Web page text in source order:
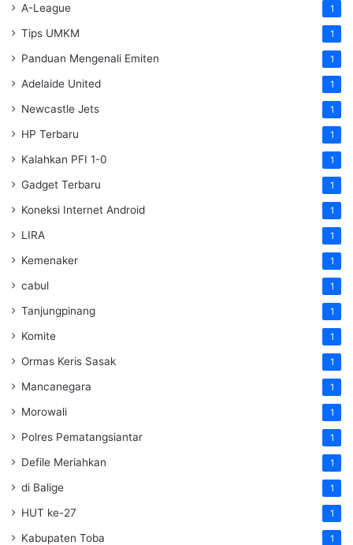
A-League 1
Tips UMKM 1
Panduan Mengenali Emiten 1
Adelaide United 1
Newcastle Jets 1
HP Terbaru 1
Kalahkan PFI 1-0 1
Gadget Terbaru 1
Koneksi Internet Android 1
LIRA 1
Kemenaker 1
cabul 1
Tanjungpinang 1
Komite 1
Ormas Keris Sasak 1
Mancanegara 1
Morowali 1
Polres Pematangsiantar 1
Defile Meriahkan 1
di Balige 1
HUT ke-27 1
Kabupaten Toba 1